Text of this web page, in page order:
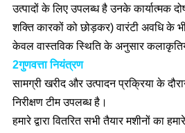
उत्पादों के लिए उपलब्ध है उनके कार्यात्मक
शक्ति कारकों को छोड़कर) वारंटी अवधि के
केवल वास्तविक स्थिति के अनुसार
2गुणवत्ता नियंत्रण
सामग्री खरीद और उत्पादन प्रक्रिया के
निरीक्षण टीम उपलब्ध है।
हमारे द्वारा वितरित सभी तैयार मशीनों का